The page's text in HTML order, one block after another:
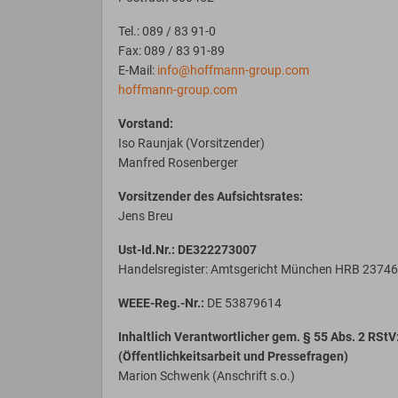
Tel.: 089 / 83 91-0
Fax: 089 / 83 91-89
E-Mail: info@hoffmann-group.com
hoffmann-group.com
Vorstand:
Iso Raunjak (Vorsitzender)
Manfred Rosenberger
Vorsitzender des Aufsichtsrates:
Jens Breu
Ust-Id.Nr.: DE322273007
Handelsregister: Amtsgericht München HRB
WEEE-Reg.-Nr.: DE 53879614
Inhaltlich Verantwortlicher gem. § 55 Abs. 2
(Öffentlichkeitsarbeit und Pressefragen)
Marion Schwenk (Anschrift s.o.)